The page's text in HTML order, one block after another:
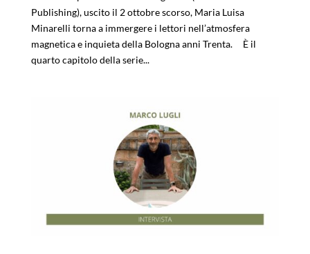
Publishing), uscito il 2 ottobre scorso, Maria Luisa
Minarelli torna a immergere i lettori nell’atmosfera
magnetica e inquieta della Bologna anni Trenta. È il
quarto capitolo della serie...